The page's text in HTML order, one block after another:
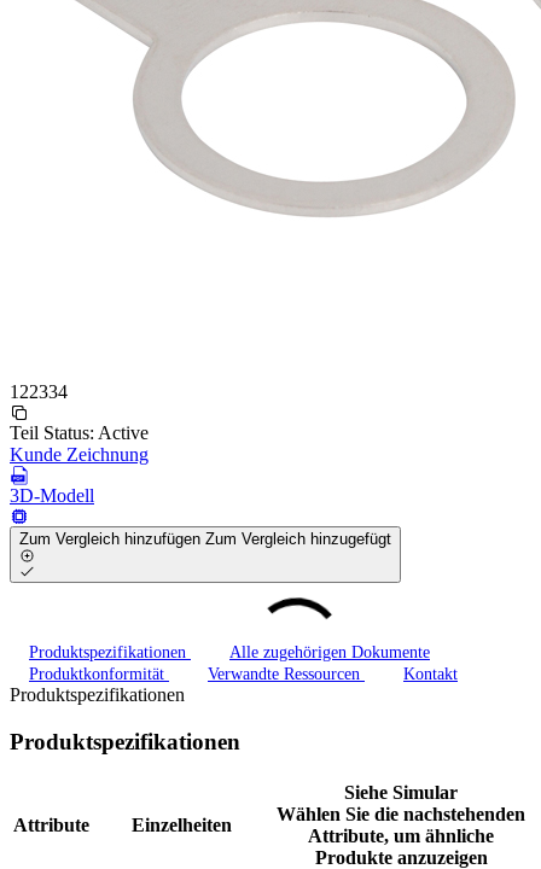
122334
Teil Status: Active
Kunde Zeichnung
3D-Modell
Zum Vergleich hinzufügen Zum Vergleich hinzugefügt
Produktspezifikationen
Alle zugehörigen Dokumente
Produktkonformität
Verwandte Ressourcen Kontakt
Produktspezifikationen
Produktspezifikationen
Attribute Einzelheiten
Siehe Simular
Wählen Sie die nachstehenden
Attribute, um ähnliche
Produkte anzuzeigen